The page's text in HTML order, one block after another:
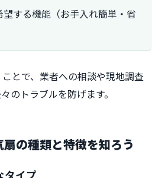
望する機能（お手入れ簡単・省
とで、業者への相談や現地調査
のトラブルを防げます。
の種類と特徴を知ろう
タイプ